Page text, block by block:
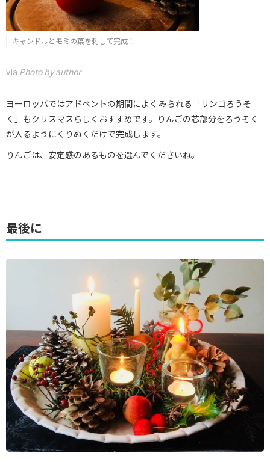
キャンドルとモミの葉を刺して完成！
via Photo by author
ヨーロッパではアドベントの期間によくみられる「リンゴろうそ
く」もクリスマスらしくおすすめです。りんごの芯部分をろうそく
が入るようにくりぬくだけで完成します。
りんごは、安定感のあるものを選んでくださいね。
最後に